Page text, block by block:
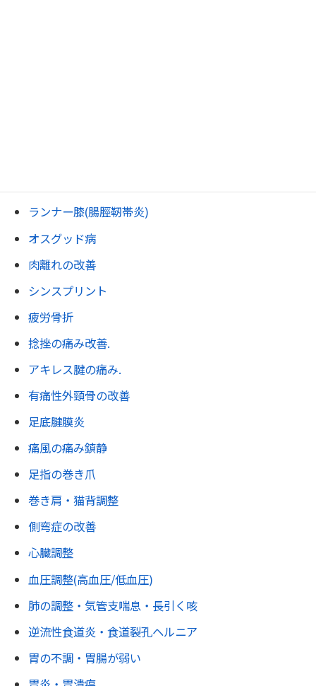
ランナー膝(腸脛靭帯炎)
オスグッド病
肉離れの改善
シンスプリント
疲労骨折
捻挫の痛み改善.
アキレス腱の痛み.
有痛性外頸骨の改善
足底腱膜炎
痛風の痛み鎮静
足指の巻き爪
巻き肩・猫背調整
側弯症の改善
心臓調整
血圧調整(高血圧/低血圧)
肺の調整・気管支喘息・長引く咳
逆流性食道炎・食道裂孔ヘルニア
胃の不調・胃腸が弱い